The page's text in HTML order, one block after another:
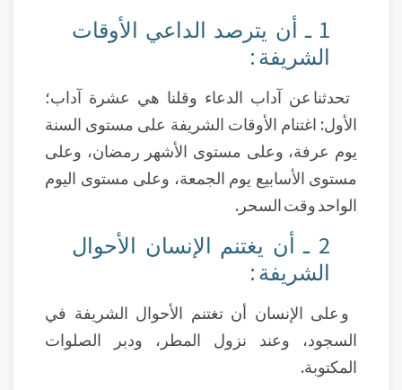
1 ـ أن يترصد الداعي الأوقات
الشريفة :
تحدثنا عن آداب الدعاء وقلنا هي عشرة آداب؛
الأول: اغتنام الأوقات الشريفة على مستوى السنة
يوم عرفة، وعلى مستوى الأشهر رمضان، وعلى
مستوى الأسابيع يوم الجمعة، وعلى مستوى اليوم
الواحد وقت السحر.
2 ـ أن يغتنم الإنسان الأحوال
الشريفة :
و على الإنسان أن تغتنم الأحوال الشريفة في
السجود، وعند نزول المطر، ودبر الصلوات
المكتوبة.